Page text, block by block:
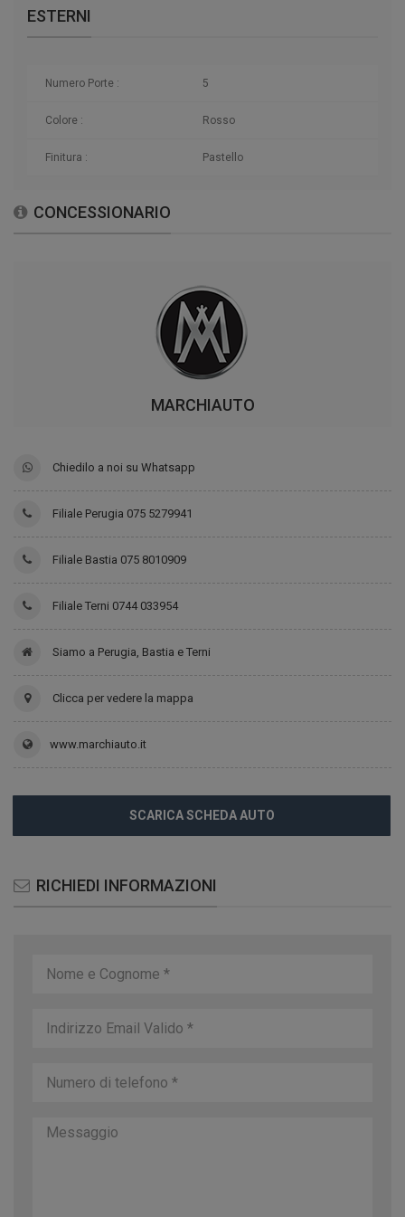
ESTERNI
Numero Porte : 5
Colore : Rosso
Finitura : Pastello
CONCESSIONARIO
MARCHIAUTO
Chiedilo a noi su Whatsapp
Filiale Perugia 075 5279941
Filiale Bastia 075 8010909
Filiale Terni 0744 033954
Siamo a Perugia, Bastia e Terni
Clicca per vedere la mappa
www.marchiauto.it
SCARICA SCHEDA AUTO
RICHIEDI INFORMAZIONI